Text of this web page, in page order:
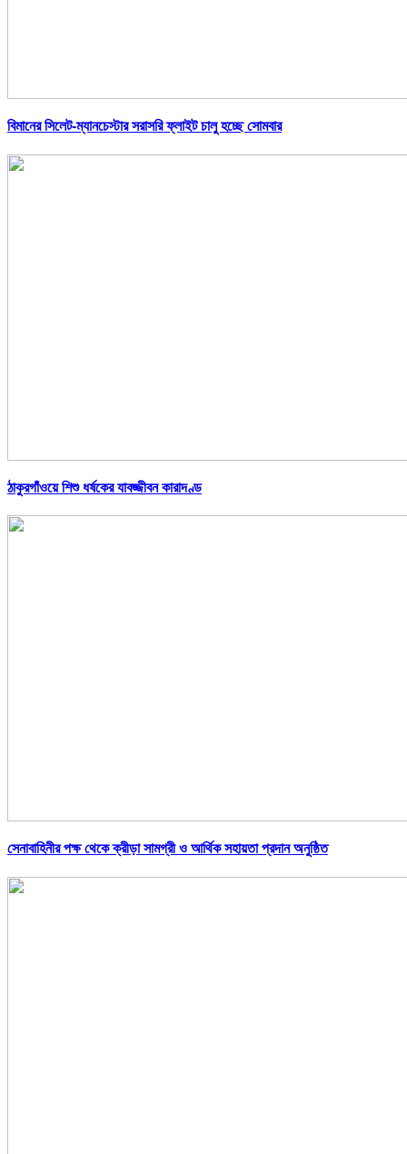
বিমানের সিলেট-ম্যানচেস্টার সরাসরি ফ্লাইট চালু হচ্ছে সোমবার
ঠাকুরগাঁওয়ে শিশু ধর্ষকের যাবজ্জীবন কারাদণ্ড
সেনাবাহিনীর পক্ষ থেকে ক্রীড়া সামগ্রী ও আর্থিক সহায়তা প্রদান অনুষ্ঠিত